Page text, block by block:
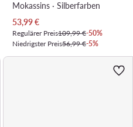
Mokassins · Silberfarben
Aktueller Preis
53,99€
Regulärer Preis109,99 €-50%
Niedrigster Preis56,99 €-5%